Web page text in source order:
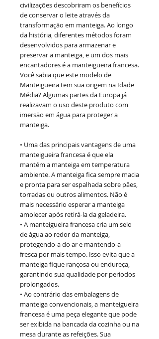
civilizações descobriram os benefícios
de conservar o leite através da
transformação em manteiga. Ao longo
da história, diferentes métodos foram
desenvolvidos para armazenar e
preservar a manteiga, e um dos mais
encantadores é a manteigueira francesa.
Você sabia que este modelo de
Manteigueira tem sua origem na Idade
Média? Algumas partes da Europa já
realizavam o uso deste produto com
imersão em água para proteger a
manteiga.
• Uma das principais vantagens de uma
manteigueira francesa é que ela
mantém a manteiga em temperatura
ambiente. A manteiga fica sempre macia
e pronta para ser espalhada sobre pães,
torradas ou outros alimentos. Não é
mais necessário esperar a manteiga
amolecer após retirá-la da geladeira.
• A manteigueira francesa cria um selo
de água ao redor da manteiga,
protegendo-a do ar e mantendo-a
fresca por mais tempo. Isso evita que a
manteiga fique rançosa ou endureça,
garantindo sua qualidade por períodos
prolongados.
• Ao contrário das embalagens de
manteiga convencionais, a manteigueira
francesa é uma peça elegante que pode
ser exibida na bancada da cozinha ou na
mesa durante as refeições. Sua